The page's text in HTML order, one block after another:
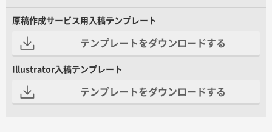
原稿作成サービス用入稿テンプレート
テンプレートをダウンロードする
Illustrator入稿テンプレート
テンプレートをダウンロードする